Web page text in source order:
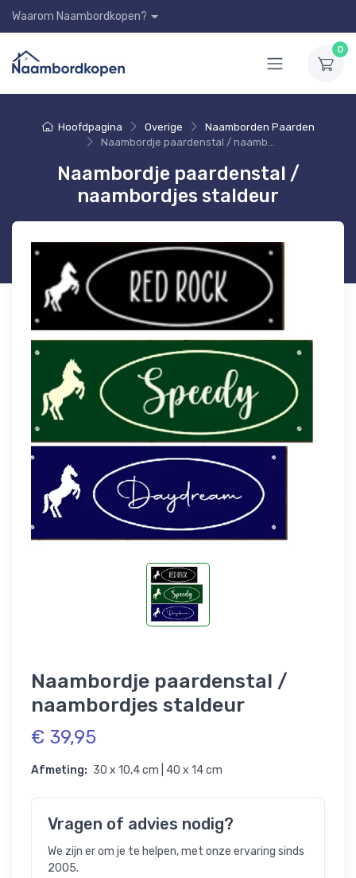
Waarom Naambordkopen?
0
Hoofdpagina Overige
Naamborden Paarden
Naambordje paardenstal / naambordjes staldeur
Naambordje paardenstal /
naambordjes staldeur
Naambordje paardenstal /
naambordjes staldeur
€ 39,95
Afmeting: 30 x 10,4 cm | 40 x 14 cm
Vragen of advies nodig?
We zijn er om je te helpen, met onze ervaring sinds
2005.